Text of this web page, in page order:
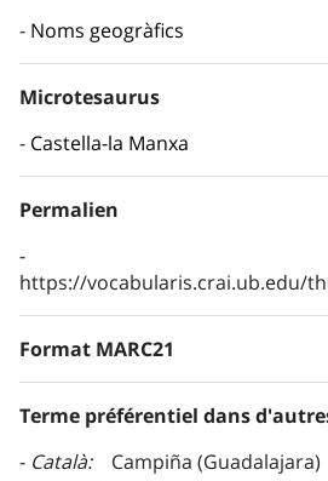
Noms geogràfics
Microtesaurus
Castella-la Manxa
Permalien
https://vocabularis.crai.ub.edu/
Format MARC21
Terme préférentiel dans
Català
Campiña (Guadalajara)